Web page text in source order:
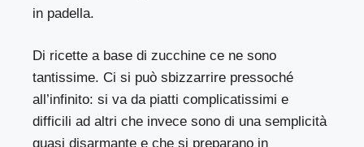
in padella.
Di ricette a base di zucchine ce ne sono
tantissime. Ci si può sbizzarrire pressoché
all’infinito: si va da piatti complicatissimi e
difficili ad altri che invece sono di una semplicità
quasi disarmante e che si preparano in